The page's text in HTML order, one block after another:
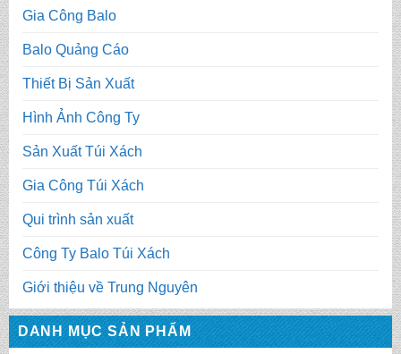
Gia Công Balo
Balo Quảng Cáo
Thiết Bị Sản Xuất
Hình Ảnh Công Ty
Sản Xuất Túi Xách
Gia Công Túi Xách
Qui trình sản xuất
Công Ty Balo Túi Xách
Giới thiệu về Trung Nguyên
DANH MỤC SẢN PHẨM